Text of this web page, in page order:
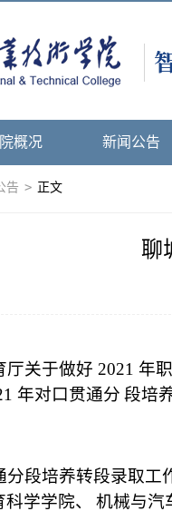
概况 新闻公告
告 > 正文
聊
关于做好 2021 年
年对口贯通分 段培
段培养转段录取工
学学院、
机械与汽